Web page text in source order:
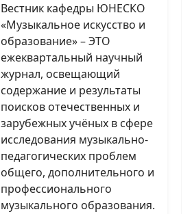
Вестник кафедры ЮНЕСКО
«Музыкальное искусство и
образование» – ЭТО
ежеквартальный научный
журнал, освещающий
содержание и результаты
поисков отечественных и
зарубежных учёных в сфере
исследования музыкально-
педагогических проблем
общего, дополнительного и
профессионального
музыкального образования.